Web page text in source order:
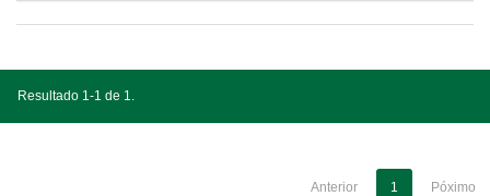
Resultado 1-1 de 1.
Anterior 1 Póximo